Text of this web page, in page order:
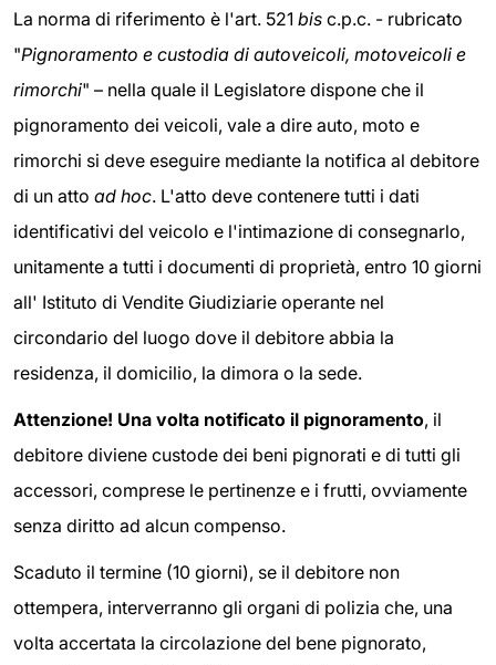
La norma di riferimento è l'art. 521 bis c.p.c. - rubricato
"Pignoramento e custodia di autoveicoli, motoveicoli e
rimorchi" – nella quale il Legislatore dispone che il
pignoramento dei veicoli, vale a dire auto, moto e
rimorchi si deve eseguire mediante la notifica al debitore
di un atto ad hoc. L'atto deve contenere tutti i dati
identificativi del veicolo e l'intimazione di consegnarlo,
unitamente a tutti i documenti di proprietà, entro 10 giorni
all' Istituto di Vendite Giudiziarie operante nel
circondario del luogo dove il debitore abbia la
residenza, il domicilio, la dimora o la sede.
Attenzione! Una volta notificato il pignoramento, il
debitore diviene custode dei beni pignorati e di tutti gli
accessori, comprese le pertinenze e i frutti, ovviamente
senza diritto ad alcun compenso.
Scaduto il termine (10 giorni), se il debitore non
ottempera, interverranno gli organi di polizia che, una
volta accertata la circolazione del bene pignorato,